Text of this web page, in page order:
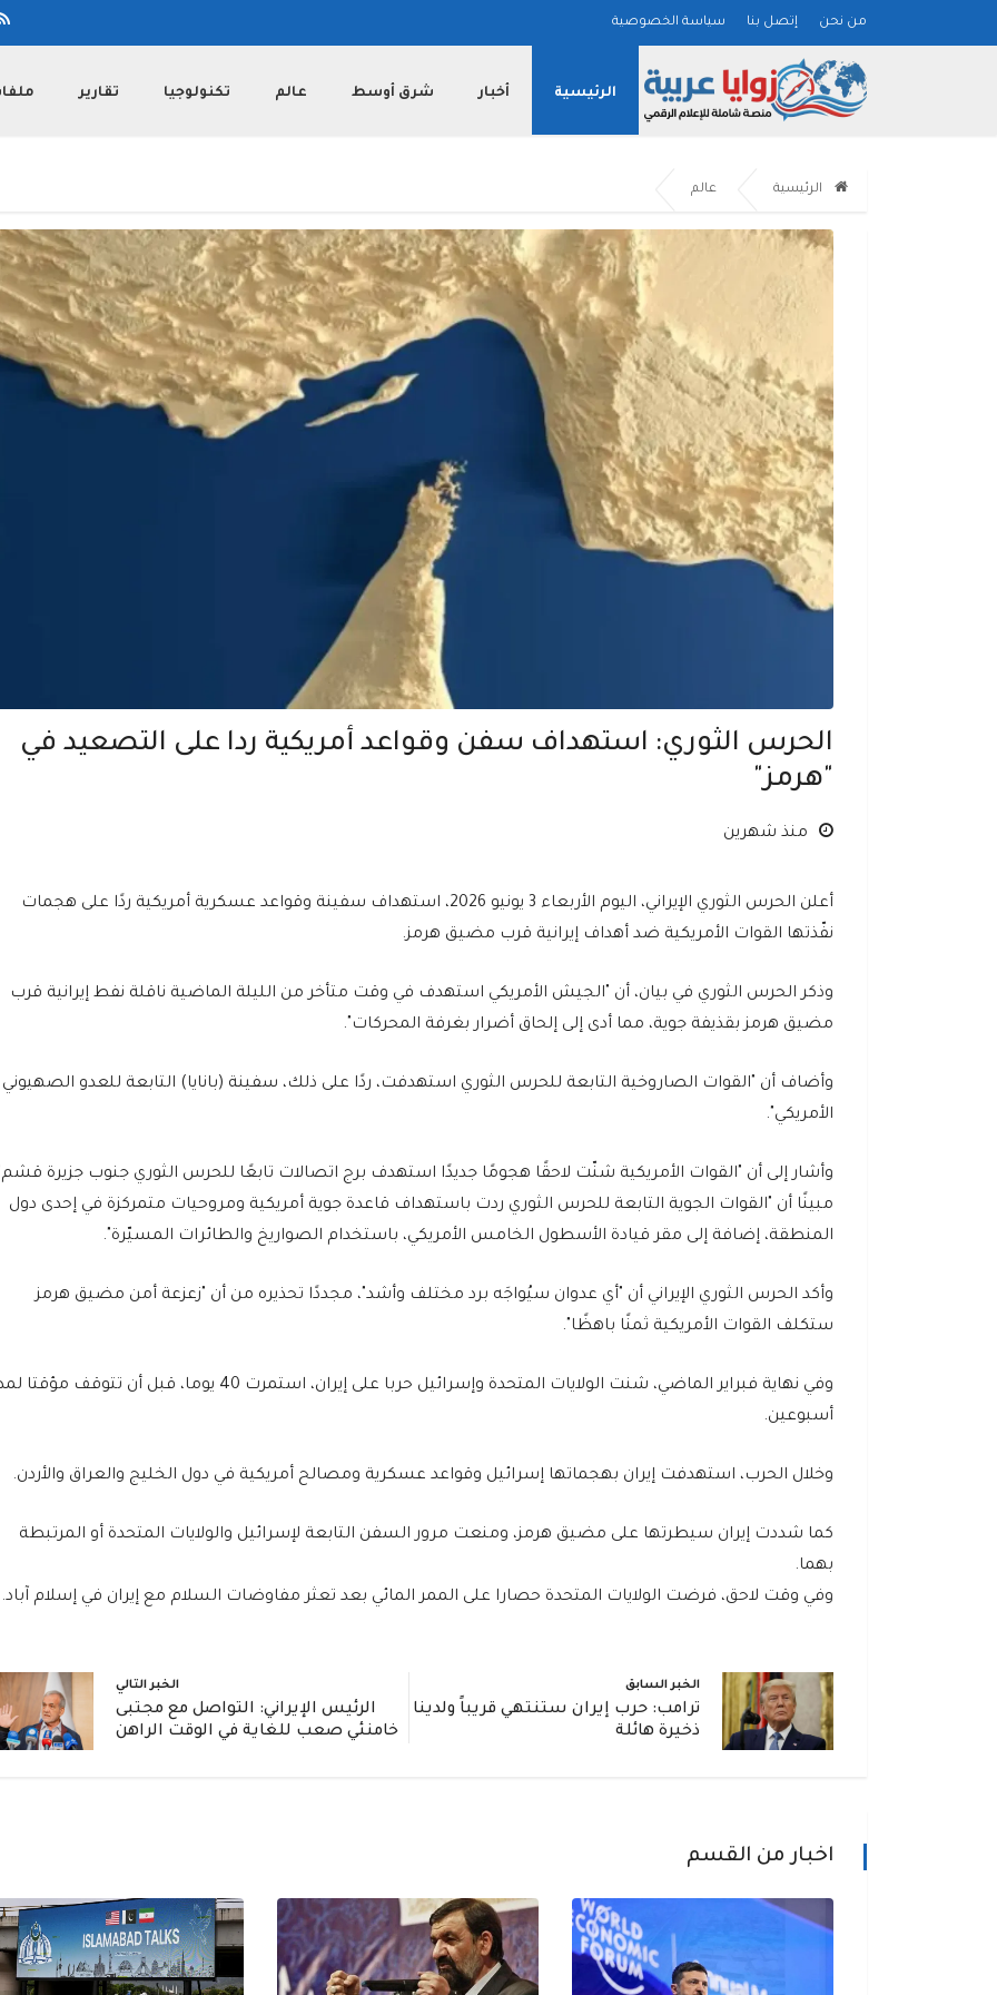
من نحن إتصل بنا سياسة الخصوصية
الرئيسية أخبار شرق أوسط عالم تكنولوجيا تقارير
الرئيسية عالم
الحرس الثوري: استهداف سفن وقواعد أمريكية ردا على التصعيد في
"هرمز"
منذ شهرين
أعلن الحرس الثوري الإيراني، اليوم الأربعاء 3 يونيو 2026، استهداف سفينة وقواعد عسكرية أمريكية ردًا على هجمات
نفّذتها القوات الأمريكية ضد أهداف إيرانية قرب مضيق هرمز.
وذكر الحرس الثوري في بيان، أن "الجيش الأمريكي استهدف في وقت متأخر من الليلة الماضية ناقلة نفط إيرانية قرب
مضيق هرمز بقذيفة جوية، مما أدى إلى إلحاق أضرار بغرفة المحركات".
وأضاف أن "القوات الصاروخية التابعة للحرس الثوري استهدفت، ردًا على ذلك، سفينة (بانايا) التابعة للعدو الصهيوني
الأمريكي".
وأشار إلى أن "القوات الأمريكية شنّت لاحقًا هجومًا جديدًا استهدف برج اتصالات تابعًا للحرس الثوري جنوب جزيرة
مبينًا أن "القوات الجوية التابعة للحرس الثوري ردت باستهداف قاعدة جوية أمريكية ومروحيات متمركزة في إحدى دول
المنطقة، إضافة إلى مقر قيادة الأسطول الخامس الأمريكي، باستخدام الصواريخ والطائرات المسيّرة".
وأكد الحرس الثوري الإيراني أن "أي عدوان سيُواجَه برد مختلف وأشد"، مجددًا تحذيره من أن "زعزعة أمن مضيق هرمز
ستكلف القوات الأمريكية ثمنًا باهظًا".
وفي نهاية فبراير الماضي، شنت الولايات المتحدة وإسرائيل حربا على إيران، استمرت 40 يوما، قبل أن تتوقف
أسبوعين.
وخلال الحرب، استهدفت إيران بهجماتها إسرائيل وقواعد عسكرية ومصالح أمريكية في دول الخليج والعراق والأردن.
كما شددت إيران سيطرتها على مضيق هرمز، ومنعت مرور السفن التابعة لإسرائيل والولايات المتحدة أو المرتبطة
بهما.
وفي وقت لاحق، فرضت الولايات المتحدة حصارا على الممر المائي بعد تعثر مفاوضات السلام مع إيران في إسلام آباد.
الخبر السابق
ترامب: حرب إيران ستنتهي قريباً ولدينا
ذخيرة هائلة
الخبر التالي
الرئيس الإيراني: التواصل مع مجتبى
خامنئي صعب للغاية في الوقت الراهن
اخبار من القسم